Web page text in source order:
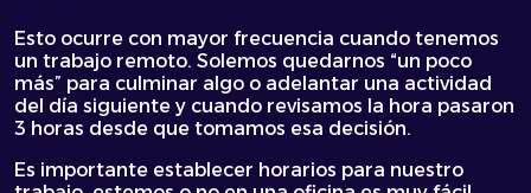
Esto ocurre con mayor frecuencia cuando tenemos
un trabajo remoto. Solemos quedarnos “un poco
más” para culminar algo o adelantar una actividad
del día siguiente y cuando revisamos la hora pasaron
3 horas desde que tomamos esa decisión.
Es importante establecer horarios para nuestro